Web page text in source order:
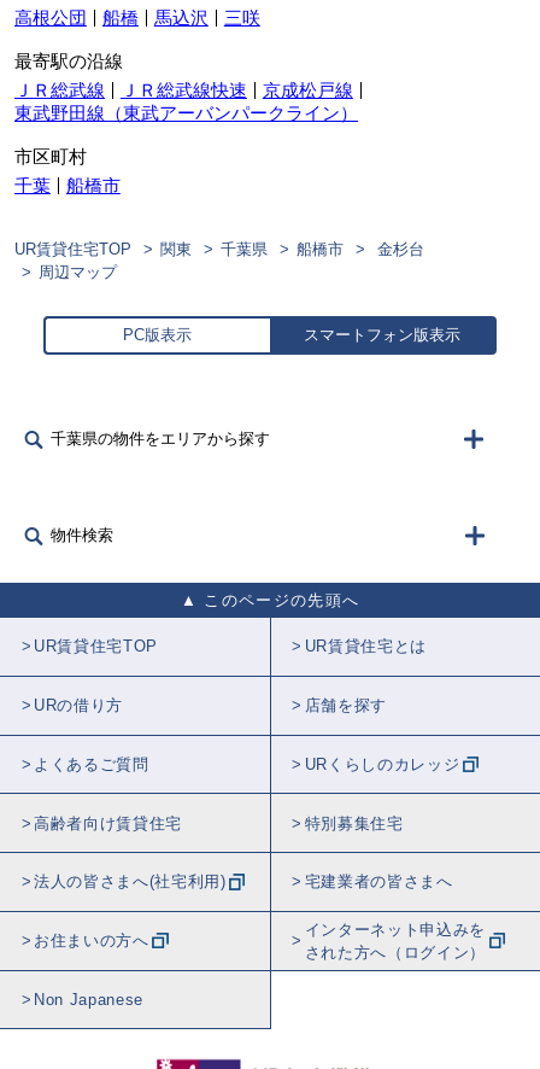
高根公団
船橋 馬込沢 三咲
最寄駅の沿線
ＪＲ総武線
ＪＲ総武線快速
京成松戸線
東武野田線（東武アーバンパークライン）
市区町村
千葉
船橋市
UR賃貸住宅TOP 関東 千葉県 船橋市
金杉台
周辺マップ
PC版表示 スマートフォン版表示
千葉県の物件をエリアから探す
物件検索
このページの先頭へ
UR賃貸住宅TOP UR賃貸住宅とは
URの借り方 店舗を探す
よくあるご質問 URくらしのカレッジ
高齢者向け賃貸住宅 特別募集住宅
法人の皆さまへ(社宅利用) 宅建業者の皆さまへ
お住まいの方へ
インターネット申込みを
された方へ（ログイン）
Non Japanese